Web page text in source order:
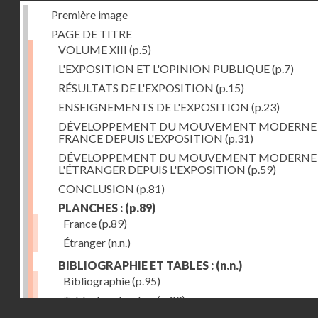
Première image
PAGE DE TITRE
VOLUME XIII (p.5)
L'EXPOSITION ET L'OPINION PUBLIQUE(p.7)
RÉSULTATS DE L'EXPOSITION (p.15)
ENSEIGNEMENTS DE L'EXPOSITION (p.23)
DÉVELOPPEMENT DU MOUVEMENT
FRANCE DEPUIS L'EXPOSITION (p.31)
DÉVELOPPEMENT DU MOUVEMENT
L'ÉTRANGER DEPUIS L'EXPOSITION (p.59)
CONCLUSION (p.81)
PLANCHES : (p.89)
France(p.89)
Étranger(n.n.)
BIBLIOGRAPHIE ET TABLES : (n.n.)
Bibliographie(p.95)
Table des planches(p.99)